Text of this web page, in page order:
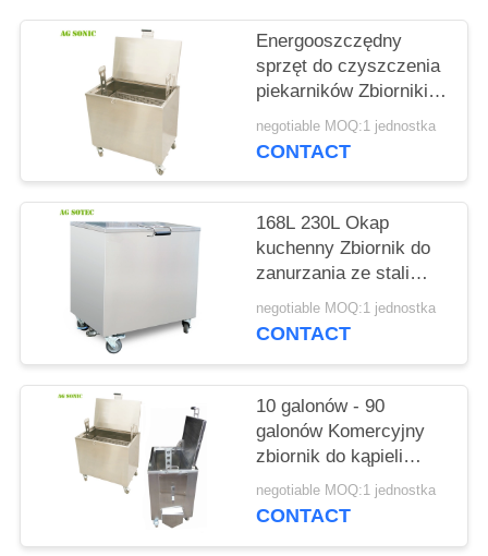
PRIVACY
POLICY
Energooszczędny
sprzęt do czyszczenia
piekarników Zbiorniki
ze stali nierdzewnej
304 do czyszczenia
negotiable MOQ:1 jednostka
CONTACT
168L 230L Okap
kuchenny Zbiornik do
zanurzania ze stali
nierdzewnej z
blokowanymi kółkami
negotiable MOQ:1 jednostka
CONTACT
10 galonów - 90
galonów Komercyjny
zbiornik do kąpieli
kuchennych z
blokowanymi kółkami
negotiable MOQ:1 jednostka
CONTACT